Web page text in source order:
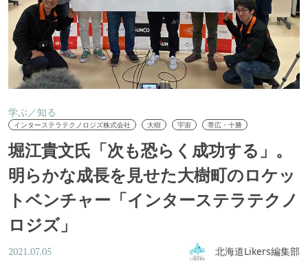
学ぶ／知る
インターステラテクノロジズ株式会社 大樹 宇宙 帯広・十勝
堀江貴文氏「次も恐らく成功する」。
明らかな成長を見せた大樹町のロケッ
トベンチャー「インターステラテクノ
ロジズ」
2021.07.05 北海道Likers編集部